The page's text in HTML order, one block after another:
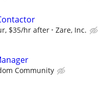
$35/hr after Zare, Inc.
Community